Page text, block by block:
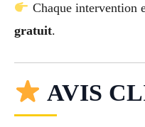
Chaque intervention
gratuit.
AVIS